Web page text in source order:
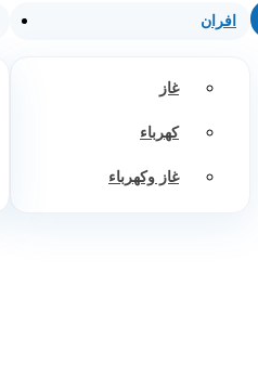
افران
غاز
كهرباء
غاز وكهرباء